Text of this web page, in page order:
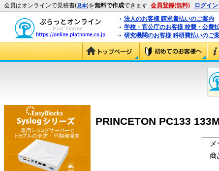
会員はオンラインで見積書(見本)を無料で作成できます 会員登録(無料) ログイン
法人のお客様 請求書払いのご案内
学校・官公庁のお客様 校費・公費
研究機関のお客様 科研費払いのご
PRINCETON PC133
商